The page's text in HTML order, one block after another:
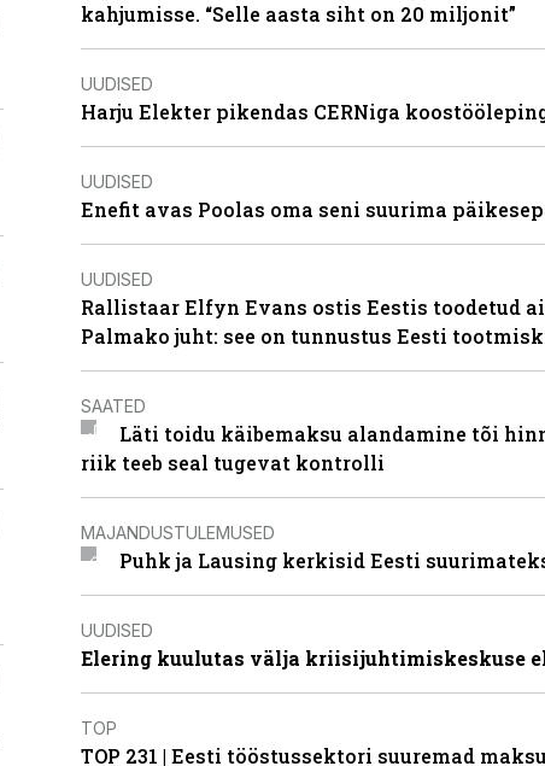
kahjumisse. “Selle aasta siht on 20 miljonit”
UUDISED
Harju Elekter pikendas CERNiga
UUDISED
Enefit avas Poolas oma seni suurima
UUDISED
Rallistaar Elfyn Evans ostis Eestis toodetud
Palmako juht: see on tunnustus Eesti
SAATED
Läti toidu käibemaksu alandamine tõi
riik teeb seal tugevat kontrolli
MAJANDUSTULEMUSED
Puhk ja Lausing kerkisid Eesti
UUDISED
Elering kuulutas välja kriisijuhtimiskeskuse
TOP
TOP 231 | Eesti tööstussektori suuremad